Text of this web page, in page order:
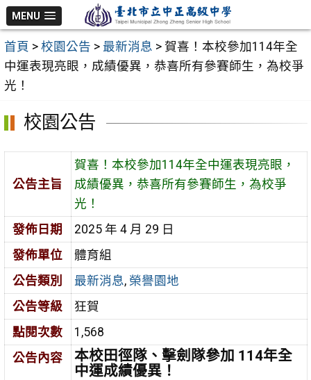
跳
至
主
要
內
MENU
首頁 > 校園公告 > 最新消息 > 賀喜！本校參加114年全
中運表現亮眼，成績優異，恭喜所有參賽師生，為校爭
光！
校園公告
公告主旨
賀喜！本校參加114年全中運表現亮眼，
成績優異，恭喜所有參賽師生，為校爭
光！
發佈日期
2025 年 4 月 29 日
發佈單位
體育組
公告類別
最新消息, 榮譽園地
公告等級
狂賀
點閱次數
1,568
公告內容
本校田徑隊、擊劍隊參加 114年全
中運成績優異！